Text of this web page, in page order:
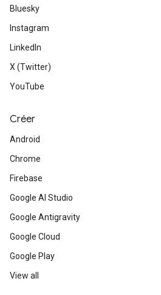
Bluesky
Instagram
LinkedIn
X (Twitter)
YouTube
Créer
Android
Chrome
Firebase
Google AI Studio
Google Antigravity
Google Cloud
Google Play
View all